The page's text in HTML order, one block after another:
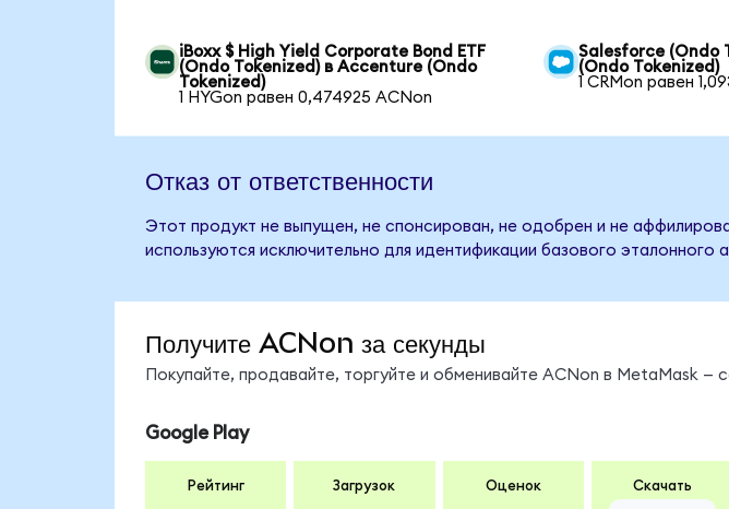
iBoxx $ High Yield Corporate Bond ETF
(Ondo Tokenized) в Accenture (Ondo
Tokenized)
1 HYGon равен 0,474925 ACNon
Salesforce (Ondo
(Ondo Tokenized)
1 CRMon равен
Отказ от ответственности
Этот продукт не выпущен, не спонсирован, не одобрен и не
используются исключительно для идентификации базового эталонного
Получите ACNon за секунды
Покупайте, продавайте, торгуйте и обменивайте ACNon в MetaMask —
Google Play
Рейтинг Загрузок Оценок Скачать